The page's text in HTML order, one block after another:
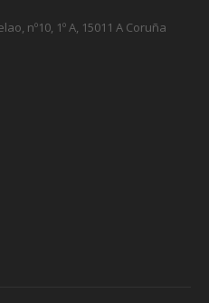
nº10, 1º A, 15011 A Coruña